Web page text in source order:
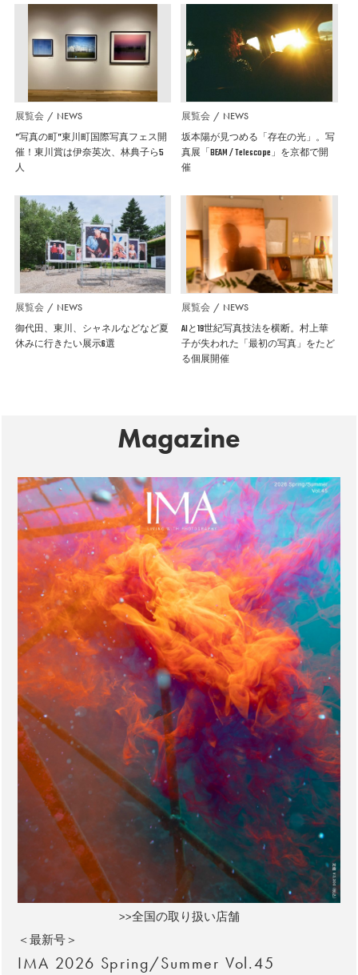
展覧会 NEWS
”写真の町”東川町国際写真フェス開
催！東川賞は伊奈英次、林典子ら5
人
展覧会 NEWS
坂本陽が見つめる「存在の光」。写
真展「BEAM / Telescope」を京都で開
催
展覧会 NEWS
御代田、東川、シャネルなどなど夏
休みに行きたい展示6選
展覧会 NEWS
AIと19世紀写真技法を横断。村上華
子が失われた「最初の写真」をたど
る個展開催
Magazine
>>全国の取り扱い店舗
＜最新号＞
IMA 2026 Spring/Summer Vol.45